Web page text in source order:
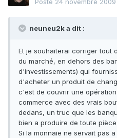
Posté 24 novembre 2009
neuneu2k a dit :
Et je souhaiterai corriger tout
du marché, en dehors des
d'investissements) qui
d'acheter un produit de
c'est de couvrir une
commerce avec des vrais
dedans, un truc que les
bien a produire de toute pièce.
Si la monnaie ne servait pas